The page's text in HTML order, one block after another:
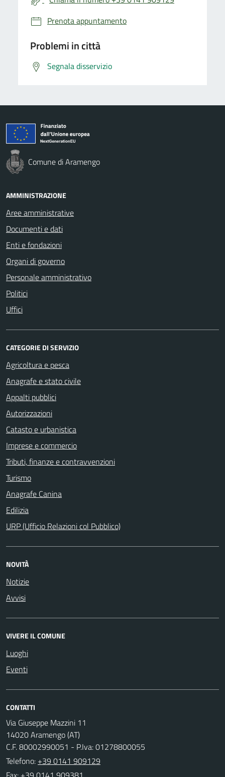
Prenota appuntamento
Problemi in città
Segnala disservizio
Comune di Aramengo
AMMINISTRAZIONE
Aree amministrative
Documenti e dati
Enti e fondazioni
Organi di governo
Personale amministrativo
Politici
Uffici
CATEGORIE DI SERVIZIO
Agricoltura e pesca
Anagrafe e stato civile
Appalti pubblici
Autorizzazioni
Catasto e urbanistica
Imprese e commercio
Tributi, finanze e contravvenzioni
Turismo
Anagrafe Canina
Edilizia
URP (Ufficio Relazioni col Pubblico)
NOVITÀ
Notizie
Avvisi
VIVERE IL COMUNE
Luoghi
Eventi
CONTATTI
Via Giuseppe Mazzini 11
14020 Aramengo (AT)
C.F. 80002990051 - P.Iva: 01278800055
Telefono: +39 0141 909129